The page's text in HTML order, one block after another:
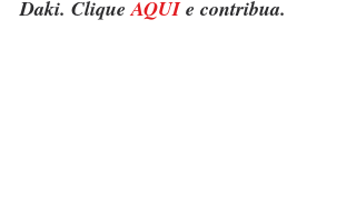
Daki. Clique AQUI e contribua.